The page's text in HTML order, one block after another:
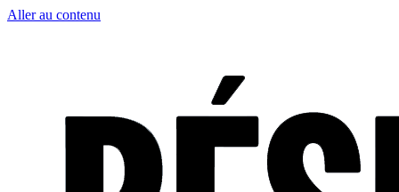
Aller au contenu